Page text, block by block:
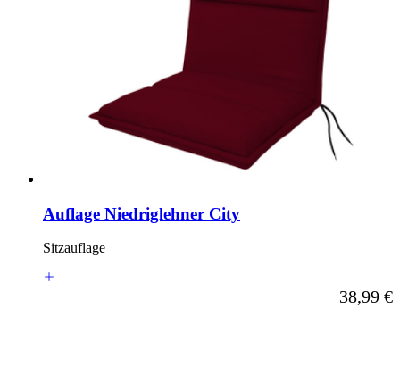
Auflage Niedriglehner City
Sitzauflage
Ab
38,99 €